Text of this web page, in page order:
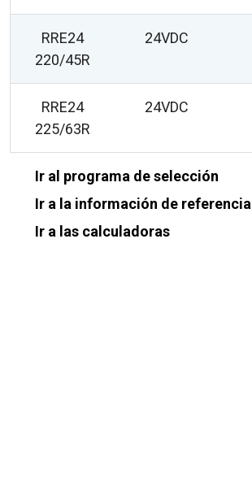
RRE24
220/45R
24VDC
RRE24
225/63R
24VDC
Ir al programa de selección
Ir a la información de referencia
Ir a las calculadoras